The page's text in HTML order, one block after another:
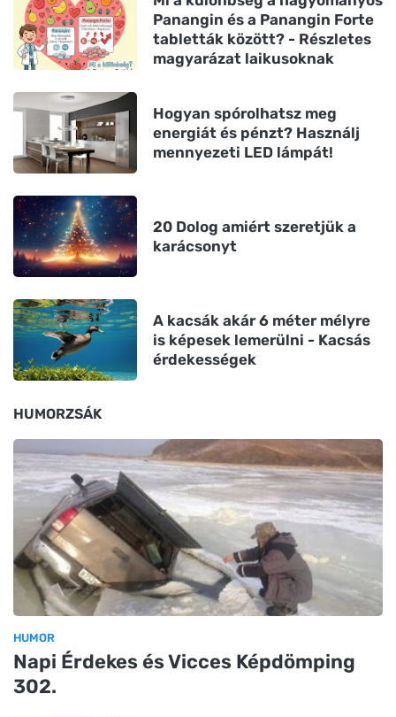
Panangin és a Panangin Forte
tabletták között? - Részletes
magyarázat laikusoknak
Hogyan spórolhatsz meg
energiát és pénzt? Használj
mennyezeti LED lámpát!
20 Dolog amiért szeretjük a
karácsonyt
A kacsák akár 6 méter mélyre
is képesek lemerülni - Kacsás
érdekességek
HUMORZSÁK
HUMOR
Napi Érdekes és Vicces Képdömping
302.